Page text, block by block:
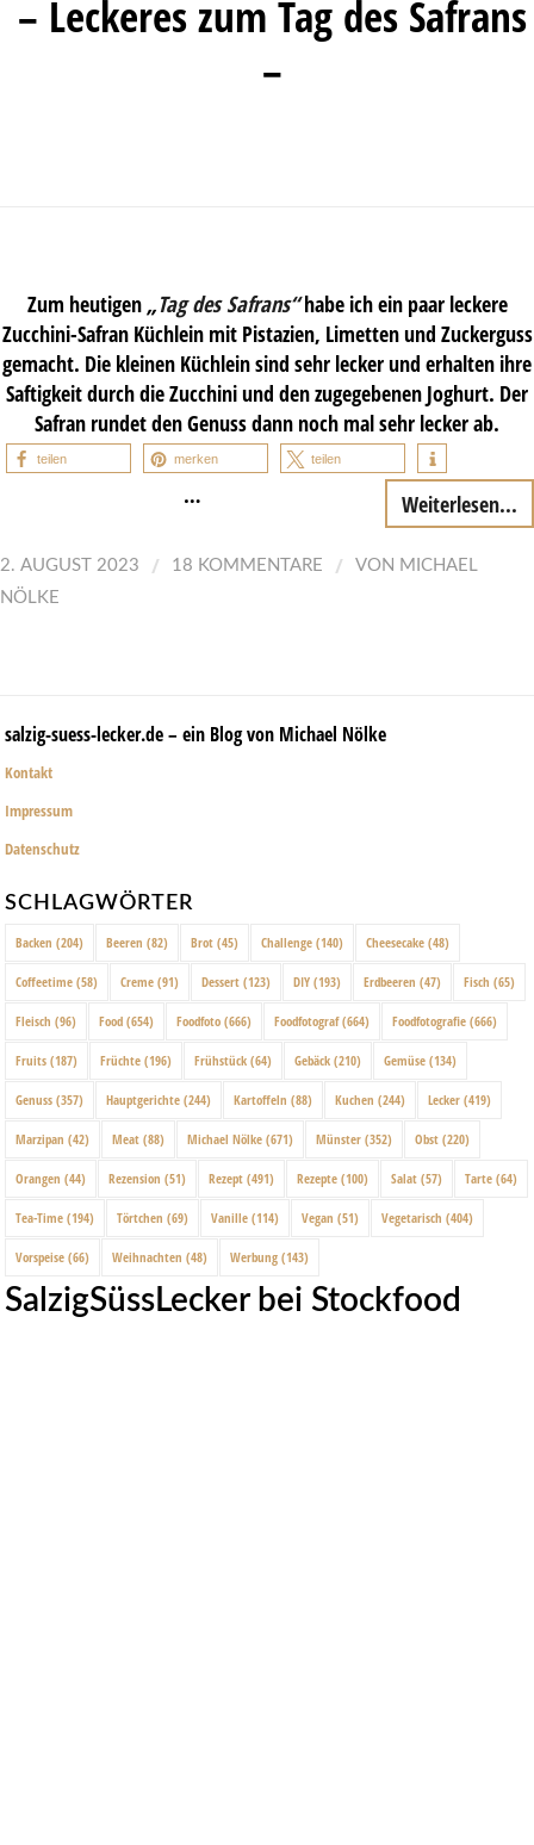
– Leckeres zum Tag des Safrans
–
Zum heutigen „Tag des Safrans“habe ich ein paar leckere
Zucchini-Safran Küchlein mit Pistazien, Limetten und Zuckerguss
gemacht. Die kleinen Küchlein sind sehr lecker und erhalten ihre
Saftigkeit durch die Zucchini und den zugegebenen Joghurt. Der
Safran rundet den Genuss dann noch mal sehr lecker ab.
teilen merken teilen
… Weiterlesen...
2. AUGUST 2023 / 18 KOMMENTARE / VON MICHAEL
NÖLKE
salzig-suess-lecker.de – ein Blog von Michael Nölke
Kontakt
Impressum
Datenschutz
SCHLAGWÖRTER
Backen (204) Beeren (82) Brot (45) Challenge (140) Cheesecake (48)
Coffeetime (58) Creme (91) Dessert (123) DIY (193) Erdbeeren (47) Fisch (65)
Fleisch (96) Food (654) Foodfoto (666) Foodfotograf(664) Foodfotografie (666)
Fruits (187) Früchte (196) Frühstück (64) Gebäck (210) Gemüse (134)
Genuss (357) Hauptgerichte (244) Kartoffeln (88) Kuchen (244) Lecker (419)
Marzipan (42) Meat (88) Michael Nölke (671) Münster (352) Obst (220)
Orangen (44) Rezension (51) Rezept (491) Rezepte (100) Salat (57) Tarte (64)
Tea-Time (194) Törtchen (69) Vanille (114) Vegan (51) Vegetarisch (404)
Vorspeise (66) Weihnachten (48) Werbung (143)
SalzigSüssLecker bei Stockfood